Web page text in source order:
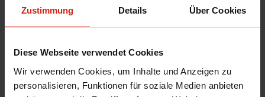
Zustimmung Details Über Cookies
Diese Webseite verwendet Cookies
Wir verwenden Cookies, um Inhalte und Anzeigen zu
personalisieren, Funktionen für soziale Medien anbieten
Weitere
Informationen
SKU
60578
Montagematerial
Nein
Material
Edelstahl
Universal
Ja